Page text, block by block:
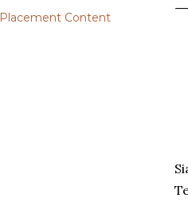
Placement Content